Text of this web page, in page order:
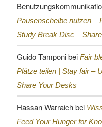
Pausenscheibe nutzen –
Study Break Disc –
Guido Tamponibei Fair
Plätze teilen | Stay fair –
Share Your Desks
Hassan Warraichbei
Feed Your Hunger for